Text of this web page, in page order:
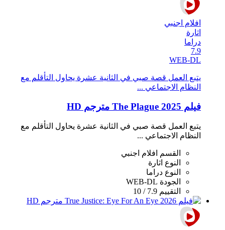
افلام اجنبي
اثارة
دراما
7.9
WEB-DL
يتبع العمل قصة صبي في الثانية عشرة يحاول التأقلم مع
النظام الاجتماعي ...
فيلم The Plague 2025 مترجم HD
يتبع العمل قصة صبي في الثانية عشرة يحاول التأقلم مع
النظام الاجتماعي ...
القسم افلام اجنبي
النوع اثارة
النوع دراما
الجودة WEB-DL
التقييم 7.9 / 10